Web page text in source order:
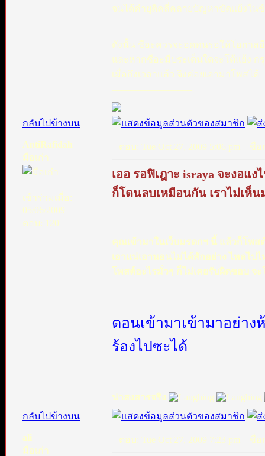
จนได้คำยุติคลี่คลายปัญหาขัดเเย้งใน
ดังนั้น ชีอะควรจะอดทนรอให้โอกาสอี
และหากชีอะมีประเด็นใดจะโต้แย้ง
เมื่อถึงเวลาแล้ว จึงค่อยเอามาโพสได้
กลับไปข้างบน
AntiRafidah
มือเก๋า
เข้าร่วมเมื่อ:
05/06/2009
ตอบ: 120
ตอบ: Tue Oct 27, 2009 5:06 pm ชื่อ
เออ รอฟิเฎาะ israya จะงอแ
ก็โดนลบเหมือนกัน เราไม่เห็
คุณเข้ามาในเว็บมรดกฯ นี้ แล้วก็โพสต์
เอาแน่เอานอนไม่ได้สักอย่าง ไหลไ
โพสต์อะไรมั่วๆ ก็ไม่เคยรับผิดชอบ จ
ตอนเข้ามาเข้ามาอย่า
ร้องไปซะได้
น่าสงสารจริง
กลับไปข้างบน
ali
มือเก๋า
ตอบ: Tue Oct 27, 2009 7:23 pm ชื่อ